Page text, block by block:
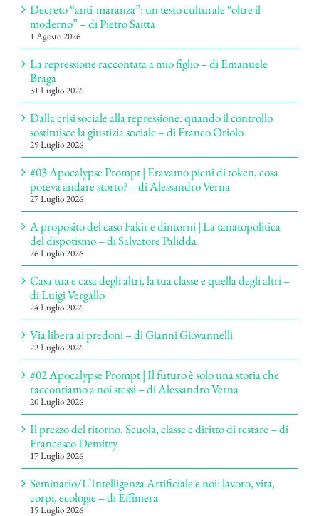
Decreto “anti-maranza”: un testo culturale “oltre il
moderno” – di Pietro Saitta
1 Agosto 2026
La repressione raccontata a mio figlio – di Emanuele
Braga
31 Luglio 2026
Dalla crisi sociale alla repressione: quando il controllo
sostituisce la giustizia sociale – di Franco Oriolo
29 Luglio 2026
#03 Apocalypse Prompt | Eravamo pieni di token, cosa
poteva andare storto? – di Alessandro Verna
27 Luglio 2026
A proposito del caso Fakir e dintorni | La tanatopolitica
del dispotismo – di Salvatore Palidda
26 Luglio 2026
Casa tua e casa degli altri, la tua classe e quella degli altri –
di Luigi Vergallo
24 Luglio 2026
Via libera ai predoni – di Gianni Giovannelli
22 Luglio 2026
#02 Apocalypse Prompt | Il futuro è solo una storia che
raccontiamo a noi stessi – di Alessandro Verna
20 Luglio 2026
Il prezzo del ritorno. Scuola, classe e diritto di restare – di
Francesco Demitry
17 Luglio 2026
Seminario/L’Intelligenza Artificiale e noi: lavoro, vita,
corpi, ecologie – di Effimera
15 Luglio 2026